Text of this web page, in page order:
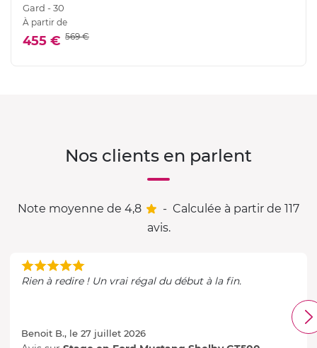
Gard - 30
À partir de
455 € 569 €
Nos clients en parlent
Note moyenne de 4,8 - Calculée à partir de 117
avis.
Rien à redire ! Un vrai régal du début à la fin.
Benoit B., le 27 juillet 2026